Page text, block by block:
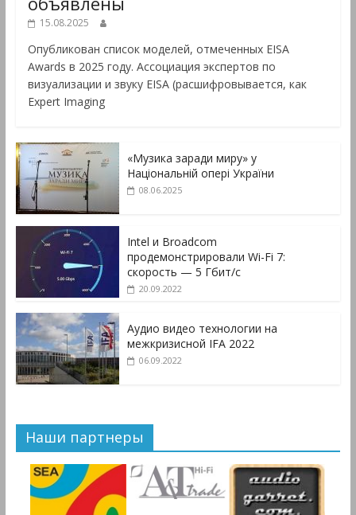
15.08.2025
Опубликован список моделей, отмеченных EISA
Awards в 2025 году. Ассоциация экспертов по
визуализации и звуку EISA (расшифровывается, как
Expert Imaging
«Музика заради миру» у
Національній опері України
08.06.2025
Intel и Broadcom
продемонстрировали Wi-Fi 7:
скорость — 5 Гбит/с
20.09.2022
Аудио видео технологии на
межкризисной IFA 2022
06.09.2022
Наши партнеры